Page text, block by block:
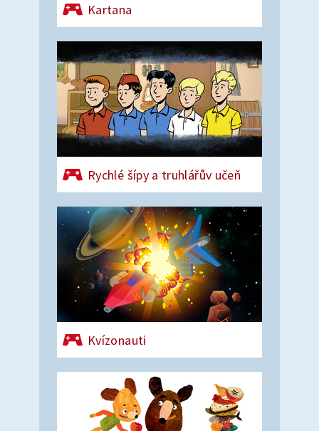
Kartana
Rychlé šípy a truhlářův učeň
Kvízonauti